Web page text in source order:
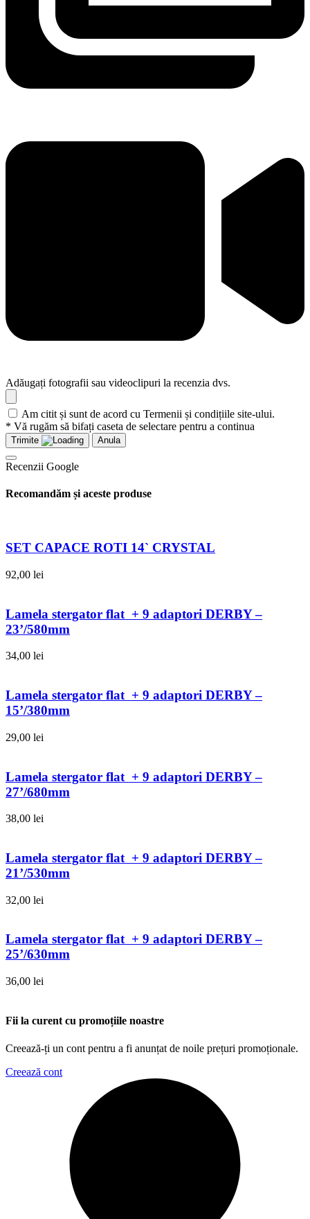
Adăugați fotografii sau videoclipuri la recenzia dvs.
Am citit și sunt de acord cu Termenii și condițiile site-ului.
* Vă rugăm să bifați caseta de selectare pentru a continua
Trimite Anula
Recenzii Google
Recomandăm și aceste produse
SET CAPACE ROTI 14` CRYSTAL
92,00 lei
Lamela stergator flat + 9 adaptori DERBY –
23’/580mm
34,00 lei
Lamela stergator flat + 9 adaptori DERBY –
15’/380mm
29,00 lei
Lamela stergator flat + 9 adaptori DERBY –
27’/680mm
38,00 lei
Lamela stergator flat + 9 adaptori DERBY –
21’/530mm
32,00 lei
Lamela stergator flat + 9 adaptori DERBY –
25’/630mm
36,00 lei
Fii la curent cu promoțiile noastre
Creează-ți un cont pentru a fi anunțat de noile prețuri promoționale.
Creează cont